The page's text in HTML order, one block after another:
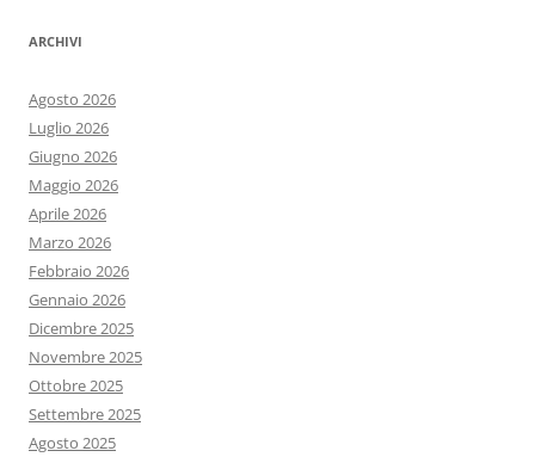
ARCHIVI
Agosto 2026
Luglio 2026
Giugno 2026
Maggio 2026
Aprile 2026
Marzo 2026
Febbraio 2026
Gennaio 2026
Dicembre 2025
Novembre 2025
Ottobre 2025
Settembre 2025
Agosto 2025